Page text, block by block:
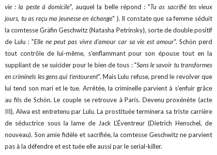
vie : la peste à domicile", auquel la belle répond : "Tu as sacrifié tes vieux
jours, tu as reçu ma jeunesse en échange" ). Il constate que sa femme séduit
la comtesse Gräfin Geschwitz (Natasha Petrinsky), sorte de double positif
de Lulu : "Elle ne peut pas vivre d'amour car sa vie est amour". Schön perd
tout contrôle de lui-même, s'enflammant pour son épouse tout en la
suppliant de se suicider pour le bien de tous : "Sans le savoir tu transformes
en criminels les gens qui t'entourent". Mais Lulu refuse, prend le revolver que
lui tend son mari et le tue. Arrêtée, la criminelle parvient à s'enfuir grâce
au fils de Schön. Le couple se retrouve à Paris. Devenu proxénète (acte
III), Alwa est entretenu par Lulu. La prostituée terminera sa triste carrière
de séductrice sous la lame de Jack L’Éventreur (Dietrich Henschel, de
nouveau). Son amie fidèle et sacrifiée, la comtesse Geschwitz ne parvient
pas à la défendre et est tuée elle aussi par le serial-killer.